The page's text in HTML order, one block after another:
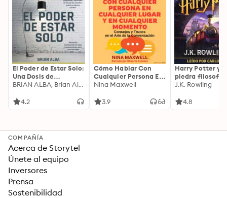
El Poder de Estar Solo:
Una Dosis de
Motivación
Ideas Revolucionarias
BRIAN ALBA, Brian Alba
4.2
Cómo Hablar Con
Cualquier Persona En
Cualquier Lugar Y En
Nina Maxwell
3.9
Harry Potter y
piedra filosofal
J.K. Rowling
4.8
COMPAÑÍA
Acerca de Storytel
Únete al equipo
Inversores
Prensa
Sostenibilidad